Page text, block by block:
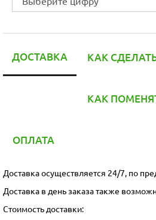
ДОСТАВКА КАК
КАК
ОПЛАТА
Доставка осуществляется 24/7, по
Доставка в день заказа также
Стоимость доставки: